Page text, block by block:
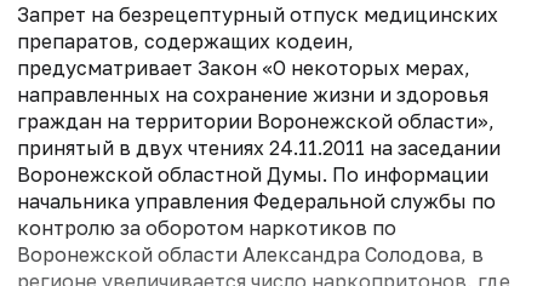
Запрет на безрецептурный отпуск медицинских
препаратов, содержащих кодеин,
предусматривает Закон «О некоторых мерах,
направленных на сохранение жизни и здоровья
граждан на территории Воронежской области»,
принятый в двух чтениях 24.11.2011 на заседании
Воронежской областной Думы. По информации
начальника управления Федеральной службы по
контролю за оборотом наркотиков по
Воронежской области Александра Солодова, в
регионе увеличивается число наркопритонов, где